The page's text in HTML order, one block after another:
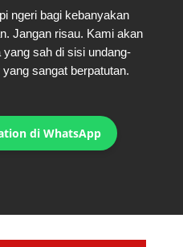
ngeri bagi kebanyakan
Jangan risau. Kami akan
yang sah di sisi undang-
sangat berpatutan.
di WhatsApp